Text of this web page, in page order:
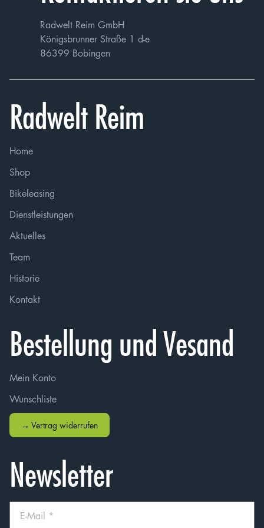
Radwelt Reim GmbH
Königsbrunner Straße 1 d-e
86399 Bobingen
Radwelt Reim
Home
Shop
Bikeleasing
Dienstleistungen
Aktuelles
Team
Historie
Kontakt
Bestellung und Vesand
Mein Konto
Wunschliste
→ Vertrag widerrufen
Newsletter